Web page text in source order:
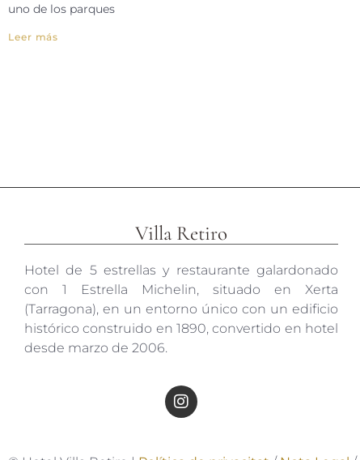
uno de los parques
Leer más
Villa Retiro
Hotel de 5 estrellas y restaurante galardonado
con 1 Estrella Michelin, situado en Xerta
(Tarragona), en un entorno único con un edificio
histórico construido en 1890, convertido en hotel
desde marzo de 2006.